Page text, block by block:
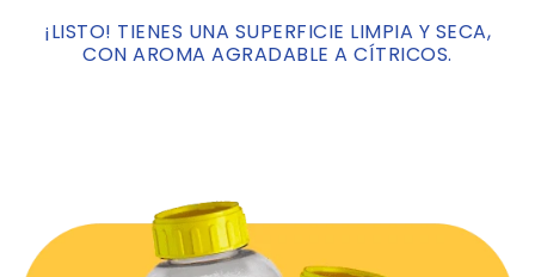
¡LISTO! TIENES UNA SUPERFICIE LIMPIA Y SECA,
CON AROMA AGRADABLE A CÍTRICOS.